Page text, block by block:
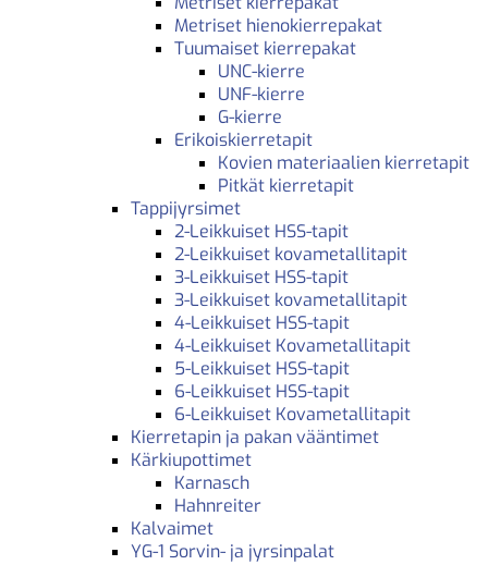
Metriset hienokierrepakat
Tuumaiset kierrepakat
UNC-kierre
UNF-kierre
G-kierre
Erikoiskierretapit
Kovien materiaalien kierretapit
Pitkät kierretapit
Tappijyrsimet
2-Leikkuiset HSS-tapit
2-Leikkuiset kovametallitapit
3-Leikkuiset HSS-tapit
3-Leikkuiset kovametallitapit
4-Leikkuiset HSS-tapit
4-Leikkuiset Kovametallitapit
5-Leikkuiset HSS-tapit
6-Leikkuiset HSS-tapit
6-Leikkuiset Kovametallitapit
Kierretapin ja pakan vääntimet
Kärkiupottimet
Karnasch
Hahnreiter
Kalvaimet
YG-1 Sorvin- ja jyrsinpalat